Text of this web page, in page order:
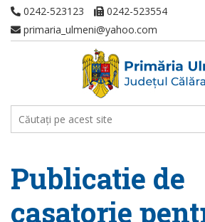
0242-523123
0242-523554
primaria_ulmeni@yahoo.com
Publicatie de
casatorie